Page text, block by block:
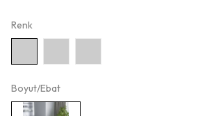
Renk
Boyut/Ebat